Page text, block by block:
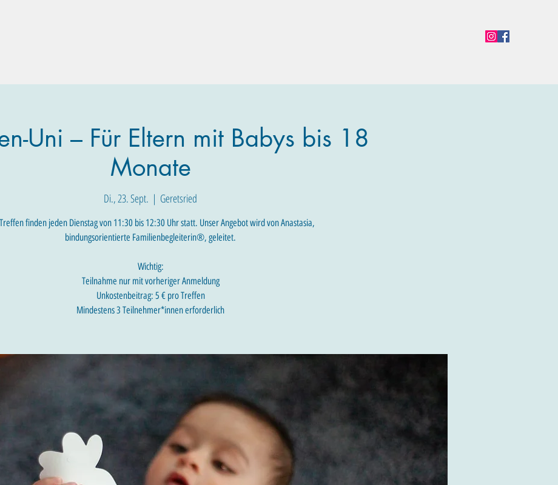
Uni – Für Eltern mit Babys bis 18
Monate
Di., 23. Sept.
  |
Geretsried
finden jeden Dienstag von 11:30 bis 12:30 Uhr statt. Unser Angebot wird von Anastasia,
bindungsorientierte Familienbegleiterin®, geleitet.
Wichtig:
Teilnahme nur mit vorheriger Anmeldung
Unkostenbeitrag: 5 € pro Treffen
Mindestens 3 Teilnehmer*innen erforderlich